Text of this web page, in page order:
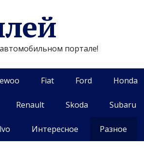
портале!
Fiat Ford Honda
Renault Skoda Subaru
Интересное Разное